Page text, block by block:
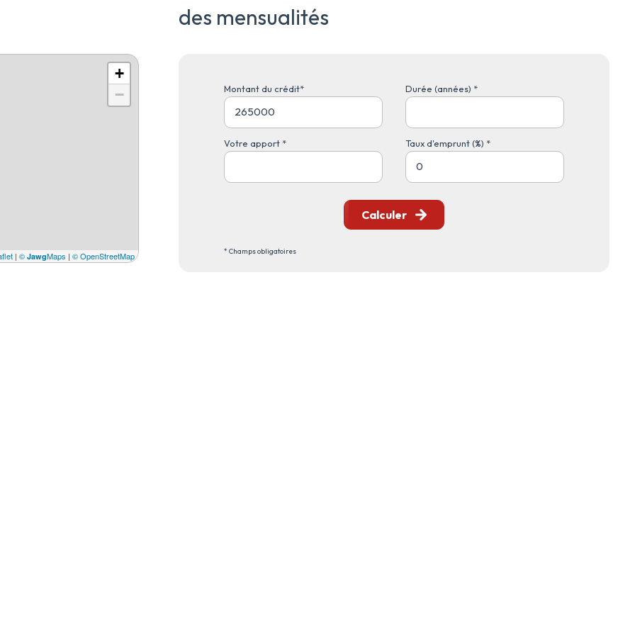
+
−
| © JawgMaps | © OpenStreetMap
des mensualités
Montant du crédit* Durée (années) *
Votre apport * Taux d'emprunt (%) *
Calculer
* Champs obligatoires